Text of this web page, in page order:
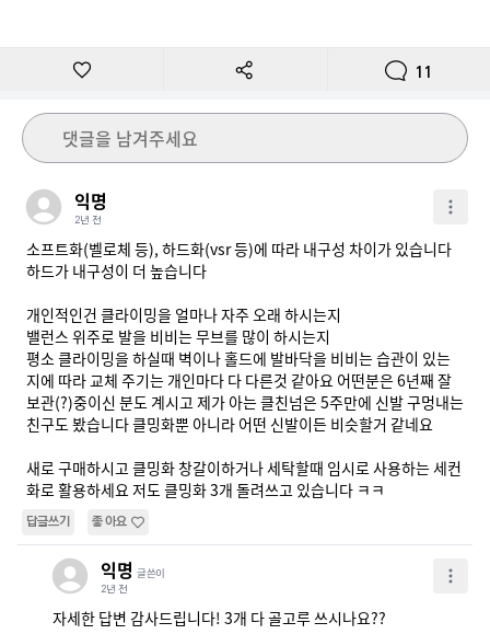
11
댓글을 남겨주세요
익명
2년 전
소프트화(벨로체 등), 하드화(vsr 등)에 따라 내구성 차이가 있습니다
하드가 내구성이 더 높습니다
개인적인건 클라이밍을 얼마나 자주 오래 하시는지
밸런스 위주로 발을 비비는 무브를 많이 하시는지
평소 클라이밍을 하실때 벽이나 홀드에 발바닥을 비비는 습관이 있는
지에 따라 교체 주기는 개인마다 다 다른것 같아요 어떤분은 6년째 잘
보관(?)중이신 분도 계시고 제가 아는 클친넘은 5주만에 신발 구멍내는
친구도 봤습니다 클밍화뿐 아니라 어떤 신발이든 비슷할거 같네요
새로 구매하시고 클밍화 창갈이하거나 세탁할때 임시로 사용하는 세컨
화로 활용하세요 저도 클밍화 3개 돌려쓰고 있습니다 ㅋㅋ
답글쓰기 좋아요
익명 글쓴이
2년 전
자세한 답변 감사드립니다! 3개 다 골고루 쓰시나요??